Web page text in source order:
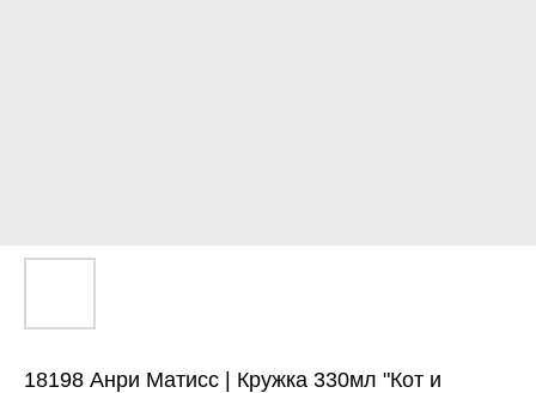
18198 Анри Матисс | Кружка 330мл "Кот и